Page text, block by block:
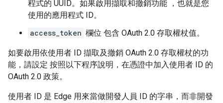
程式的 UUID。如果啟用擷取和撤銷功能 ，也就是您
使用的應用程式 ID。
access_token 欄位 包含 OAuth 2.0 存取權杖值。
如要啟用依使用者 ID 擷取及撤銷 OAuth 2.0 存取權杖的功
能，請設定 按照以下程序說明，在憑證中加入使用者 ID 的
OAuth 2.0 政策。
使用者 ID 是 Edge 用來當做開發人員 ID 的字串，而非開發